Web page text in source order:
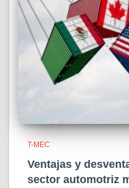
T-MEC
Ventajas y
sector automotriz